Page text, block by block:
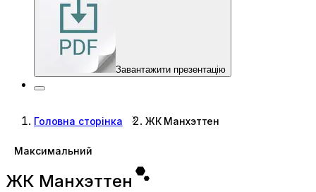
Завантажити презентацію
Головна сторінка ЖК Манхэттен
Максимальний
ЖК Манхэттен